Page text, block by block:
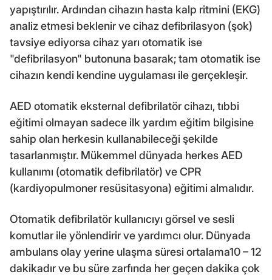
yapıştırılır. Ardından cihazın hasta kalp ritmini (EKG)
analiz etmesi beklenir ve cihaz defibrilasyon (şok)
tavsiye ediyorsa cihaz yarı otomatik ise
"defibrilasyon" butonuna basarak; tam otomatik ise
cihazın kendi kendine uygulaması ile gerçekleşir.
AED otomatik eksternal defibrilatör cihazı, tıbbi
eğitimi olmayan sadece ilk yardım eğitim bilgisine
sahip olan herkesin kullanabileceği şekilde
tasarlanmıştır. Mükemmel dünyada herkes AED
kullanımı (otomatik defibrilatör) ve CPR
(kardiyopulmoner resüsitasyona) eğitimi almalıdır.
Otomatik defibrilatör kullanıcıyı görsel ve sesli
komutlar ile yönlendirir ve yardımcı olur. Dünyada
ambulans olay yerine ulaşma süresi ortalama10 – 12
dakikadır ve bu süre zarfında her geçen dakika çok